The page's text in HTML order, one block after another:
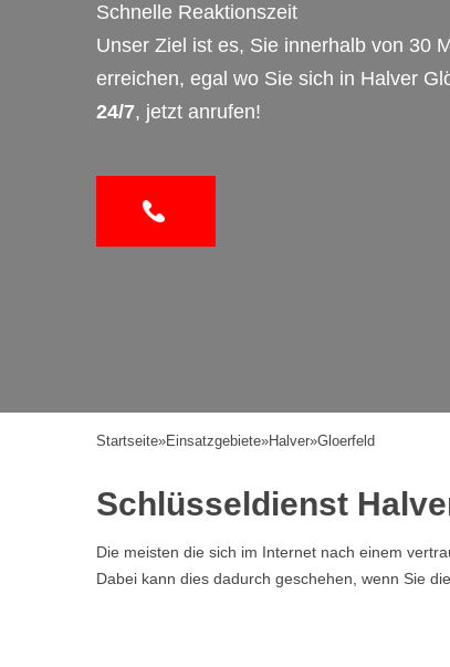
Schnelle Reaktionszeit
Unser Ziel ist es, Sie innerhalb von 30
erreichen, egal wo Sie sich in Halver
24/7, jetzt anrufen!
Startseite»Einsatzgebiete»Halver»Gloerfeld
Schlüsseldienst
Die meisten die sich im Internet nach einem
Dabei kann dies dadurch geschehen, wenn Sie